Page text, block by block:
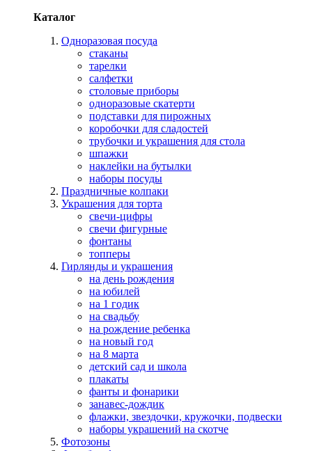
Каталог
Одноразовая посуда
стаканы
тарелки
салфетки
столовые приборы
одноразовые скатерти
подставки для пирожных
коробочки для сладостей
трубочки и украшения для стола
шпажки
наклейки на бутылки
наборы посуды
Праздничные колпаки
Украшения для торта
свечи-цифры
свечи фигурные
фонтаны
топперы
Гирлянды и украшения
на день рождения
на юбилей
на 1 годик
на свадьбу
на рождение ребенка
на новый год
на 8 марта
детский сад и школа
плакаты
фанты и фонарики
занавес-дождик
флажки, звездочки, кружочки, подвески
наборы украшений на скотче
Фотозоны